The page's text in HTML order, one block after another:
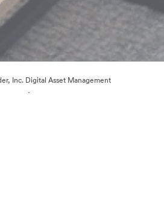
Inc. Digital Asset Management
·